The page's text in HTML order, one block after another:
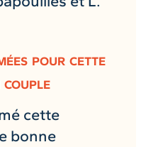
pour cette
couple
cette
bonne